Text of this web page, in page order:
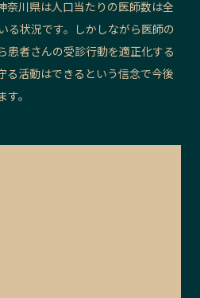
奈川県は人口当たりの医師数は全
る状況です。しかしながら医師の
患者さんの受診行動を適正化する
る活動はできるという信念で今後
。